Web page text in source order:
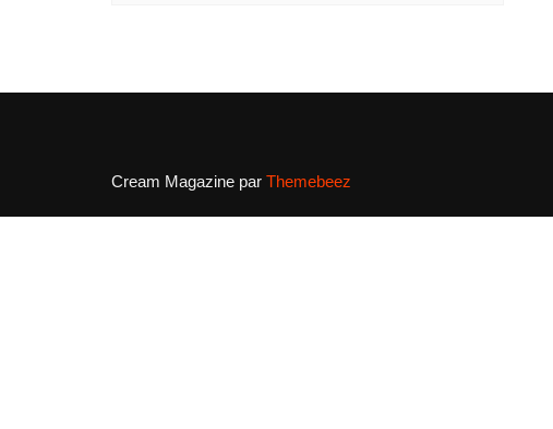
Cream Magazine par Themebeez